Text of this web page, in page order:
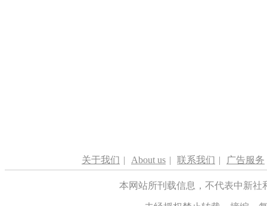
关于我们 | About us | 联系我们 | 广告服务
本网站所刊载信息，不代表中新